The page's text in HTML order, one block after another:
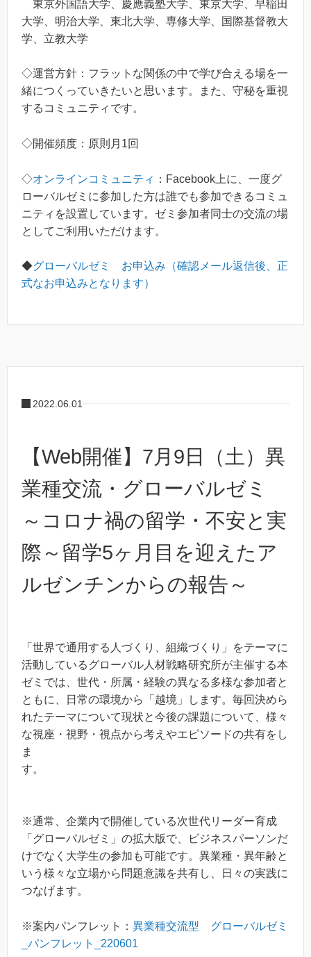
東京外国語大学、慶應義塾大学、東京大学、早稲田
大学、明治大学、東北大学、専修大学、国際基督教大
学、立教大学
◇運営方針：フラットな関係の中で学び合える場を一
緒につくっていきたいと思います。また、守秘を重視
するコミュニティです。
◇開催頻度：原則月1回
◇オンラインコミュニティ ：Facebook上に、一度グ
ローバルゼミに参加した方は誰でも参加できるコミュ
ニティを設置しています。ゼミ参加者同士の交流の場
としてご利用いただけます。
◆グローバルゼミ お申込み（確認メール返信後、正
式なお申込みとなります）
2022.06.01
【Web開催】7月9日（土）異
業種交流・グローバルゼミ
～コロナ禍の留学・不安と実
際～留学5ヶ月目を迎えたア
ルゼンチンからの報告～
「世界で通用する人づくり、組織づくり」をテーマに
活動しているグローバル人材戦略研究所が主催する本
ゼミでは、世代・所属・経験の異なる多様な参加者と
ともに、日常の環境から「越境」します。毎回決めら
れたテーマについて現状と今後の課題について、様々
な視座・視野・視点から考えやエピソードの共有をし
ま
す。
※通常、企業内で開催している次世代リーダー育成
「グローバルゼミ」の拡大版で、ビジネスパーソンだ
けでなく大学生の参加も可能です。異業種・異年齢と
いう様々な立場から問題意識を共有し、日々の実践に
つなげます。
※案内パンフレット： 異業種交流型 グローバルゼミ
_パンフレット_220601